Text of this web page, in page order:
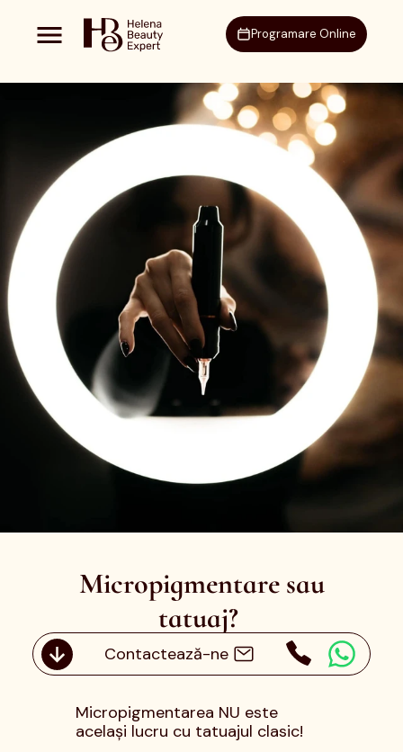
Programare Online
Contactează-ne
Micropigmentare sau
tatuaj?
Care este diferența?
Micropigmentarea NU este
același lucru cu tatuajul clasic!